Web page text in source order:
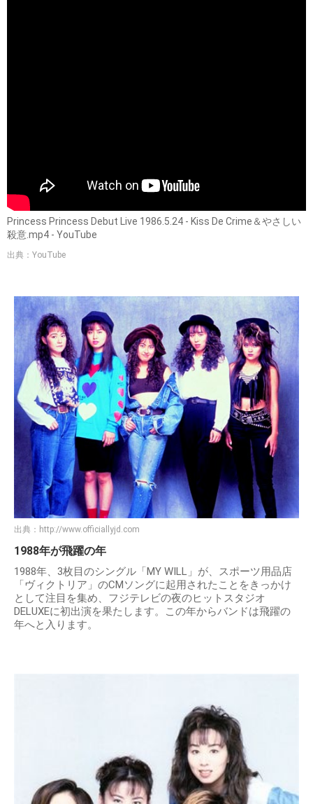
Princess Princess Debut Live 1986.5.24 - Kiss De Crime＆やさしい
殺意.mp4 - YouTube
出典：YouTube
出典： http://www.officiallyjd.com
1988年が飛躍の年
1988年、3枚目のシングル「MY WILL」が、スポーツ用品店
「ヴィクトリア」のCMソングに起用されたことをきっかけ
として注目を集め、フジテレビの夜のヒットスタジオ
DELUXEに初出演を果たします。この年からバンドは飛躍の
年へと入ります。